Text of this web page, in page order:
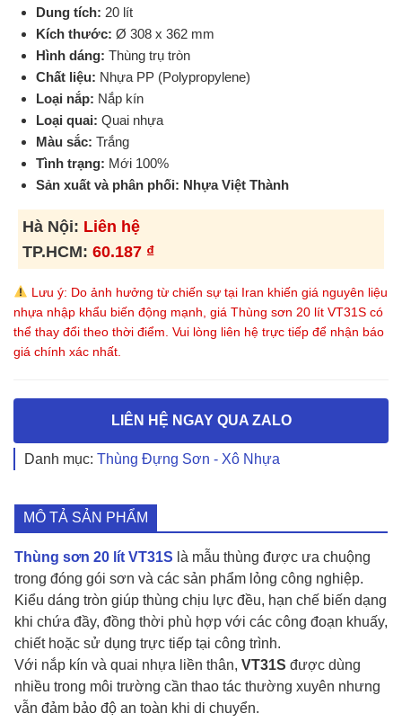
Dung tích: 20 lít
Kích thước: Ø 308 x 362 mm
Hình dáng: Thùng trụ tròn
Chất liệu: Nhựa PP (Polypropylene)
Loại nắp: Nắp kín
Loại quai: Quai nhựa
Màu sắc: Trắng
Tình trạng: Mới 100%
Sản xuất và phân phối: Nhựa Việt Thành
Hà Nội: Liên hệ
TP.HCM: 60.187 ₫
Lưu ý: Do ảnh hưởng từ chiến sự tại Iran khiến giá nguyên liệu
nhựa nhập khẩu biến động mạnh, giá Thùng sơn 20 lít VT31S có
thể thay đổi theo thời điểm. Vui lòng liên hệ trực tiếp để nhận báo
giá chính xác nhất.
LIÊN HỆ NGAY QUA ZALO
Danh mục: Thùng Đựng Sơn - Xô Nhựa
MÔ TẢ SẢN PHẨM
Thùng sơn 20 lít VT31S là mẫu thùng được ưa chuộng
trong đóng gói sơn và các sản phẩm lỏng công nghiệp.
Kiểu dáng tròn giúp thùng chịu lực đều, hạn chế biến dạng
khi chứa đầy, đồng thời phù hợp với các công đoạn khuấy,
chiết hoặc sử dụng trực tiếp tại công trình.
Với nắp kín và quai nhựa liền thân, VT31S được dùng
nhiều trong môi trường cần thao tác thường xuyên nhưng
vẫn đảm bảo độ an toàn khi di chuyển.